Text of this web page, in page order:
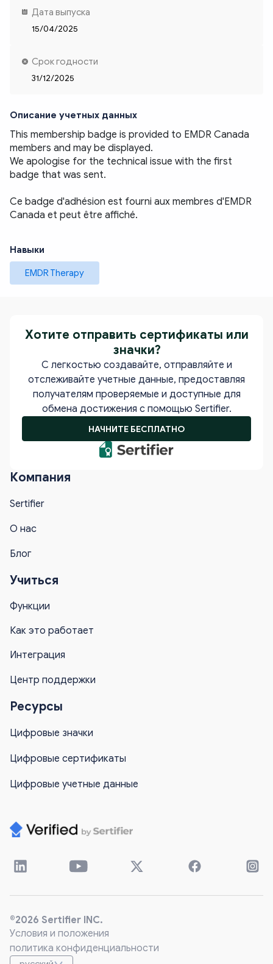
Дата выпуска
15/04/2025
Срок годности
31/12/2025
Описание учетных данных
This membership badge is provided to EMDR Canada
members and may be displayed.
We apologise for the technical issue with the first
badge that was sent.
Ce badge d'adhésion est fourni aux membres d'EMDR
Canada et peut être affiché.
Навыки
EMDR Therapy
Компания
Sertifier
О нас
Блог
Учиться
Функции
Как это работает
Интеграция
Центр поддержки
Ресурсы
Цифровые значки
Цифровые сертификаты
Цифровые учетные данные
Хотите отправить сертификаты или
значки?
С легкостью создавайте, отправляйте и
отслеживайте учетные данные, предоставляя
получателям проверяемые и доступные для
обмена достижения с помощью Sertifier.
НАЧНИТЕ БЕСПЛАТНО
®2026 Sertifier INC.
Условия и положения
политика конфиденциальности